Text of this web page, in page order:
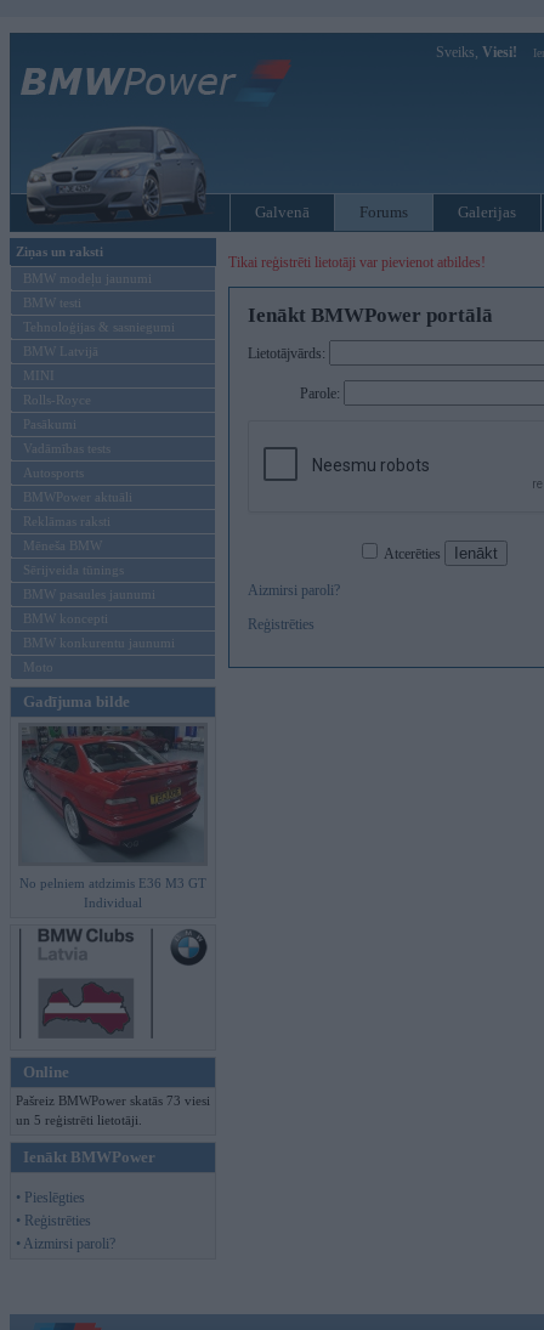
Sveiks, Viesi!
Galvenā Forums Galerijas
Ziņas un raksti
BMW modeļu jaunumi
BMW testi
Tehnoloģijas & sasniegumi
BMW Latvijā
MINI
Rolls-Royce
Pasākumi
Vadāmības tests
Autosports
BMWPower aktuāli
Reklāmas raksti
Mēneša BMW
Sērijveida tūnings
BMW pasaules jaunumi
BMW koncepti
BMW konkurentu jaunumi
Moto
Gadījuma bilde
No pelniem atdzimis E36 M3 GT
Individual
Online
Pašreiz BMWPower skatās 73 viesi
un 5 reģistrēti lietotāji.
Ienākt BMWPower
• Pieslēgties
• Reģistrēties
• Aizmirsi paroli?
Tikai reģistrēti lietotāji var pievienot atbildes!
Ienākt BMWPower portālā
Lietotājvārds:
Parole:
Atcerēties
Aizmirsi paroli?
Reģistrēties